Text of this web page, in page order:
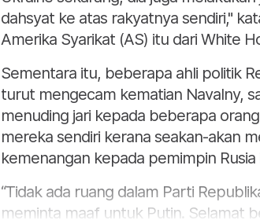
dahsyat ke atas rakyatnya sendiri,"
Amerika Syarikat (AS) itu dari White
Sementara itu, beberapa ahli politik
turut mengecam kematian Navalny,
menuding jari kepada beberapa
mereka sendiri kerana seakan-akan
kemenangan kepada pemimpin Rusia
“Tidak ada ruang dalam Parti
meminta maaf untuk Putin. Selamat